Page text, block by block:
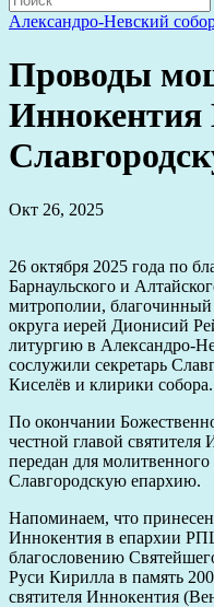
Александро-Невский
Проводы
Иннокентия
Окт 26, 2025
26 октября 2025 года по
Барнаульского и
митрополии, благочинный
округа иерей Дионисий
литургию в Александро-
сослужили секретарь
Киселёв и клирики собора.
По окончании
честной главой
передан для
Славгородскую епархию.
Напоминаем, что
Иннокентия в епархии
благословению
Руси Кирилла в память
святителя Иннокентия